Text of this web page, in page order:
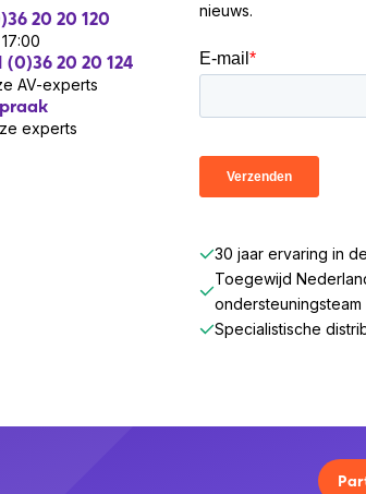
20 20 120
(0)36 20 20 124
AV-experts
experts
nieuws.
30 jaar ervaring in
Toegewijd
ondersteuningsteam
Specialistische